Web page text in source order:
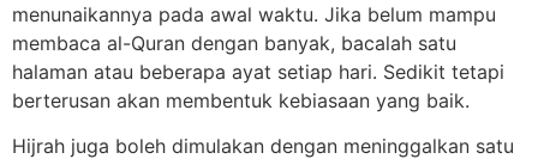
menunaikannya pada awal waktu. Jika belum mampu
membaca al-Quran dengan banyak, bacalah satu
halaman atau beberapa ayat setiap hari. Sedikit tetapi
berterusan akan membentuk kebiasaan yang baik.
Hijrah juga boleh dimulakan dengan meninggalkan satu